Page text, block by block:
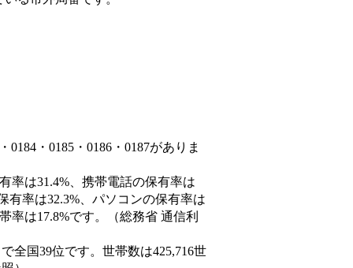
・0185・0186・0187がありま
率は31.4%、携帯電話の保有率は
有率は32.3%、パソコンの保有率は
率は17.8%です。（総務省 通信利
全国39位です。世帯数は425,716世